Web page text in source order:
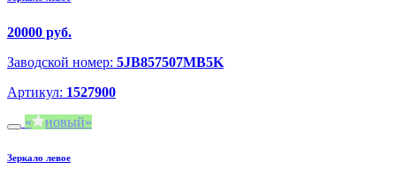
20000 руб.
Заводской номер: 5JB857507MB5K
Артикул: 1527900
новый
Зеркало левое